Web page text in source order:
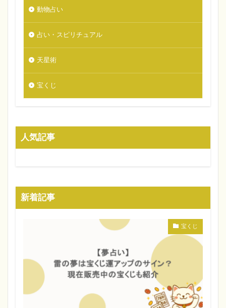
動物占い
占い・スピリチュアル
天星術
宝くじ
人気記事
新着記事
宝くじ